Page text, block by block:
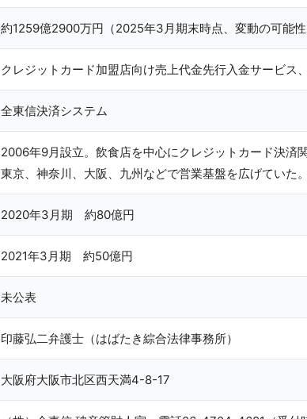
約1259億2900万円（2025年3月期末時点、変動の可能
クレジットカード加盟店向け売上代金先行入金サービス
全東信決済システム
2006年9月設立。飲食店を中心にクレジットカード決済
東京、神奈川、大阪、九州などで営業基盤を広げていた
2020年3月期 約80億円
2021年3月期 約50億円
未公表
印藤弘二弁護士（はばたき綜合法律事務所）
大阪府大阪市北区西天満4-8-17